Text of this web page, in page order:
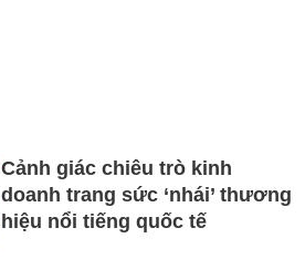
Cảnh giác chiêu trò kinh
doanh trang sức ‘nhái’ thương
hiệu nổi tiếng quốc tế